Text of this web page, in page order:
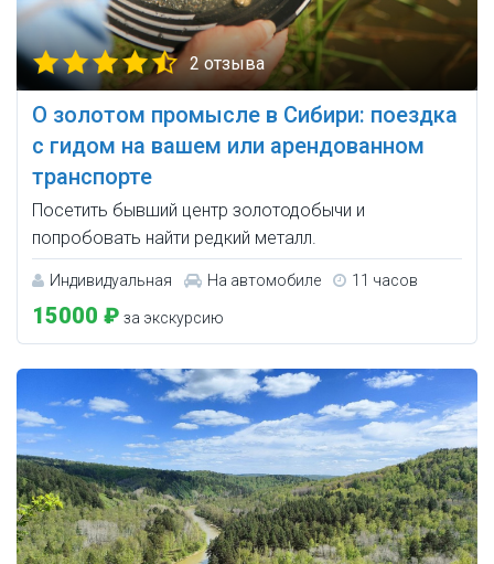
2 отзыва
О золотом промысле в Сибири: поездка
с гидом на вашем или арендованном
транспорте
Посетить бывший центр золотодобычи и
попробовать найти редкий металл.
Индивидуальная На автомобиле 11 часов
15000 ₽ за экскурсию